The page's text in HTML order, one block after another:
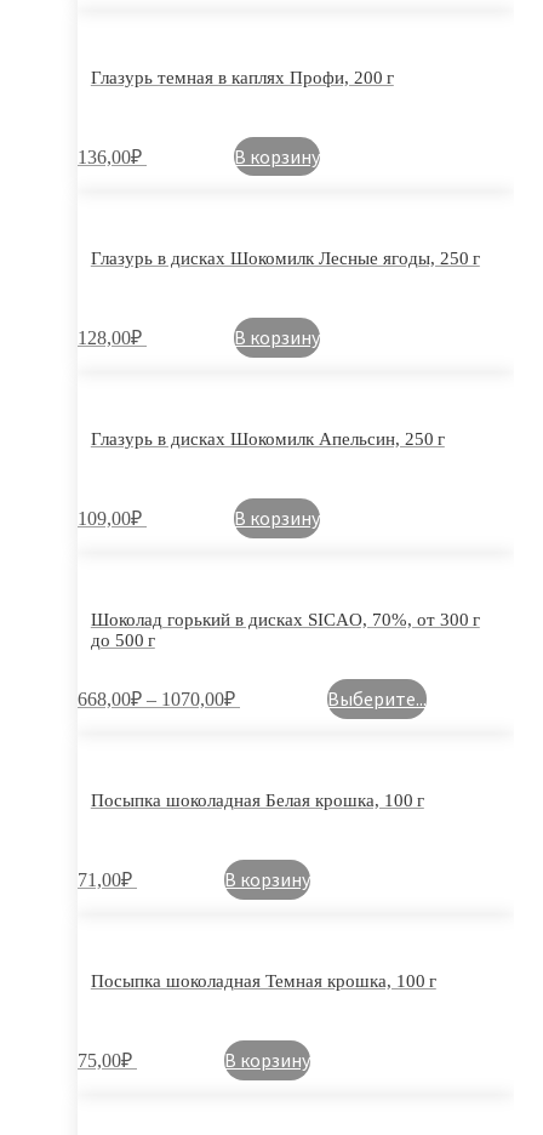
Глазурь темная в каплях Профи, 200 г
136,00₽ В корзину
Глазурь в дисках Шокомилк Лесные ягоды, 250 г
128,00₽ В корзину
Глазурь в дисках Шокомилк Апельсин, 250 г
109,00₽ В корзину
Шоколад горький в дисках SICAO, 70%, от 300 г
до 500 г
668,00₽ – 1070,00₽ Выберите...
Посыпка шоколадная Белая крошка, 100 г
71,00₽ В корзину
Посыпка шоколадная Темная крошка, 100 г
75,00₽ В корзину